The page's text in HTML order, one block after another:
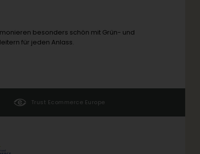
besonders schön mit Grün- und
für jeden Anlass.
Trust Ecommerce Europe